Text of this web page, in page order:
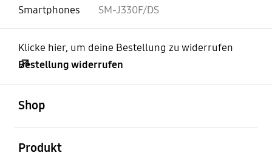
Smartphones
SM-J330F/DS
Klicke hier, um deine Bestellung zu widerrufen
Bestellung widerrufen
Shop
Produkt